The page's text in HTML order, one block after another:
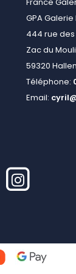
pour
GPA
444 rue
Zac du
59320
Téléphone:
Email: